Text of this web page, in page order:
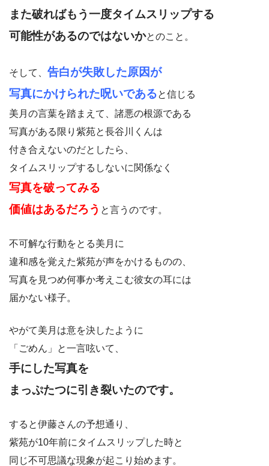
また破ればもう一度タイムスリップする
可能性があるのではないかとのこと。
そして、 告白が失敗した原因が
写真にかけられた呪いであると信じる
美月の言葉を踏まえて、諸悪の根源である
写真がある限り紫苑と長谷川くんは
付き合えないのだとしたら、
タイムスリップするしないに関係なく
写真を破ってみる
価値はあるだろう と言うのです。
不可解な行動をとる美月に
違和感を覚えた紫苑が声をかけるものの、
写真を見つめ何事か考えこむ彼女の耳には
届かない様子。
やがて美月は意を決したように
「ごめん」と一言呟いて、
手にした写真を
まっぷたつに引き裂いたのです。
すると伊藤さんの予想通り、
紫苑が10年前にタイムスリップした時と
同じ不可思議な現象が起こり始めます。